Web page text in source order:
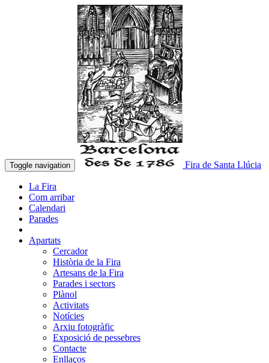
Toggle navigation Fira de Santa Llúcia
La Fira
Com arribar
Calendari
Parades
Apartats
Cercador
Història de la Fira
Artesans de la Fira
Parades i sectors
Plànol
Activitats
Notícies
Arxiu fotogràfic
Exposició de pessebres
Contacte
Enllaços